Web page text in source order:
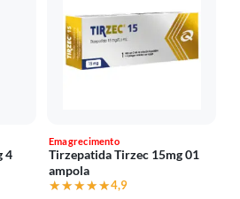
4
Emagrecimento
Tirzepatida Tirzec 15mg 01
ampola
★★★★★
★★★★★4,9